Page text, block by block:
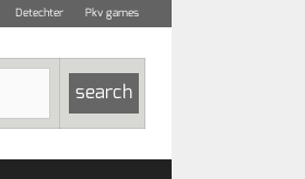
Detechter Pkv games